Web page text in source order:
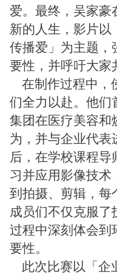
爱。最终，吴家豪
新的人生，影片以
传播爱」为主题，
要性，并呼吁大家
在制作过程中，
们全力以赴。他们
集团在医疗美容和
为，并与企业代表
后，在学校课程导
习并应用影像技术
到拍摄、剪辑，每
成员们不仅克服了
过程中深刻体会到
要性。
此次比赛以「企